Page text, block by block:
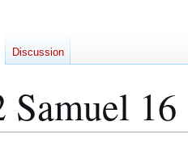
Samuel 16
Discussion